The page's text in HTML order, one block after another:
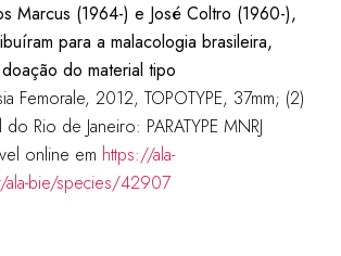
Marcus (1964-) e José Coltro (1960-),
para a malacologia brasileira,
do material tipo
Femorale, 2012, TOPOTYPE, 37mm; (2)
Rio de Janeiro: PARATYPE MNRJ
online em https://ala-
bie/species/42907